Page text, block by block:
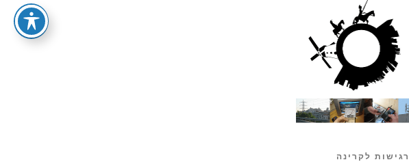
לקרינה